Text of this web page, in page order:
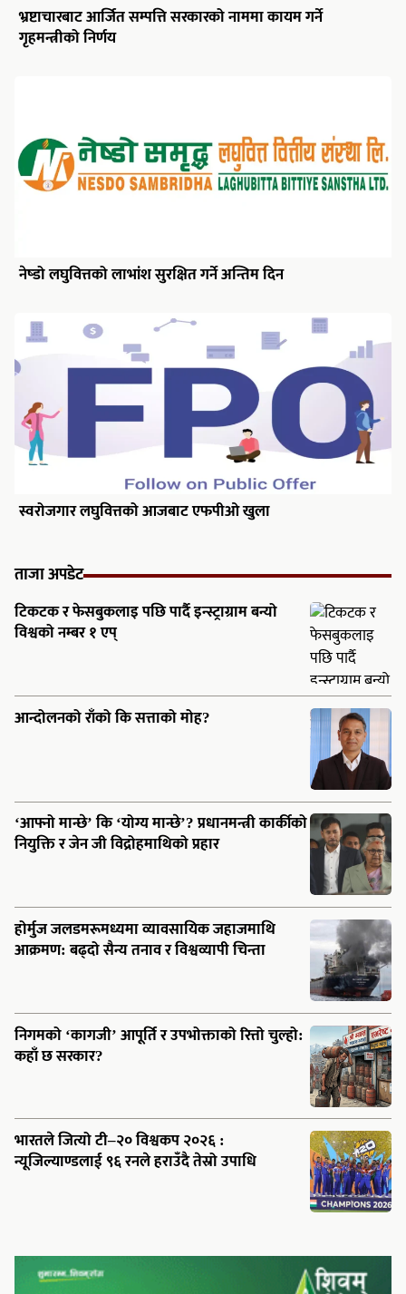
भ्रष्टाचारबाट आर्जित सम्पत्ति सरकारको नाममा कायम गर्ने
गृहमन्त्रीको निर्णय
नेष्डो लघुवित्तको लाभांश सुरक्षित गर्ने अन्तिम दिन
स्वरोजगार लघुवित्तको आजबाट एफपीओ खुला
ताजा अपडेट
टिकटक र फेसबुकलाइ पछि पार्दै इन्स्ट्राग्राम बन्यो
विश्वको नम्बर १ एप्
आन्दोलनको राँको कि सत्ताको मोह?
‘आफ्नो मान्छे’ कि ‘योग्य मान्छे’? प्रधानमन्त्री कार्कीको
नियुक्ति र जेन जी विद्रोहमाथिको प्रहार
होर्मुज जलडमरूमध्यमा व्यावसायिक जहाजमाथि
आक्रमण: बढ्दो सैन्य तनाव र विश्वव्यापी चिन्ता
निगमको ‘कागजी’ आपूर्ति र उपभोक्ताको रित्तो चुल्हो:
कहाँ छ सरकार?
भारतले जित्यो टी–२० विश्वकप २०२६ :
न्यूजिल्याण्डलाई ९६ रनले हराउँदै तेस्रो उपाधि